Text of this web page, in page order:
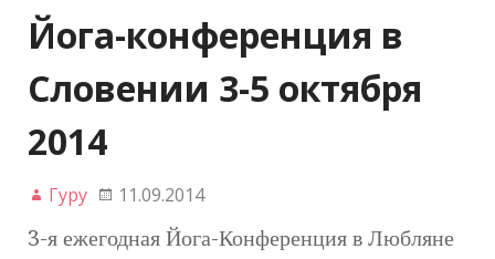
Йога-конференция в
Словении 3-5 октября
2014
Гуру 11.09.2014
3-я ежегодная Йога-Конференция в Любляне